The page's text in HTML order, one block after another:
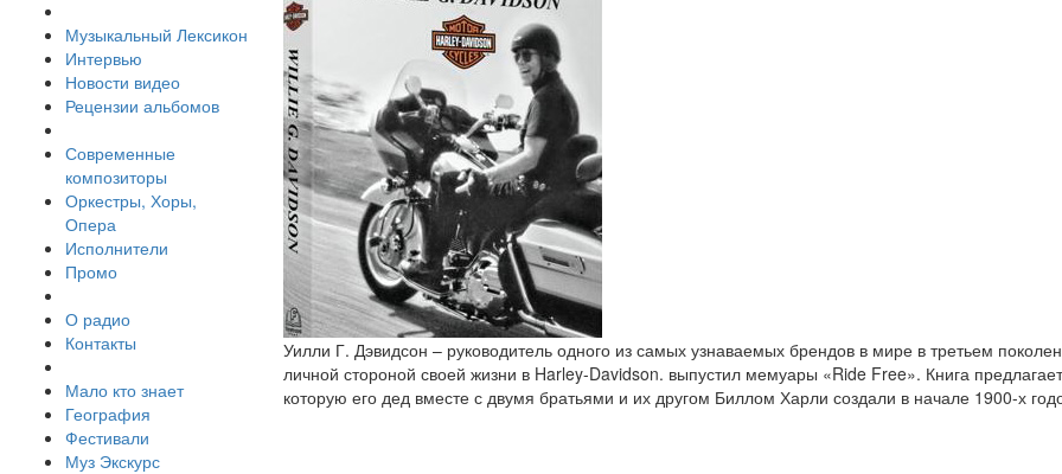
Музыкальный Лексикон
Интервью
Новости видео
Рецензии альбомов
Современные
композиторы
Оркестры, Хоры,
Опера
Исполнители
Промо
О радио
Контакты
Мало кто знает
География
Фестивали
Муз Экскурс
Уилли Г. Дэвидсон – руководитель одного из самых узнаваемых брендов в мире в третьем
личной стороной своей жизни в Harley-Davidson. выпустил мемуары «Ride Free». Книга
которую его дед вместе с двумя братьями и их другом Биллом Харли создали в начале 1900-х